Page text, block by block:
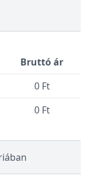
Bruttó ár
0 Ft
0 Ft